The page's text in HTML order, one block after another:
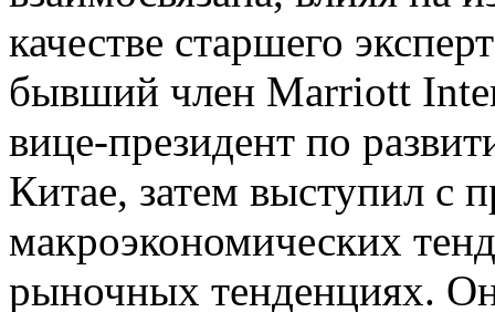
качестве старшего
бывший член Marriott
вице-президент по
Китае, затем выступил с
макроэкономических
рыночных тенденциях.